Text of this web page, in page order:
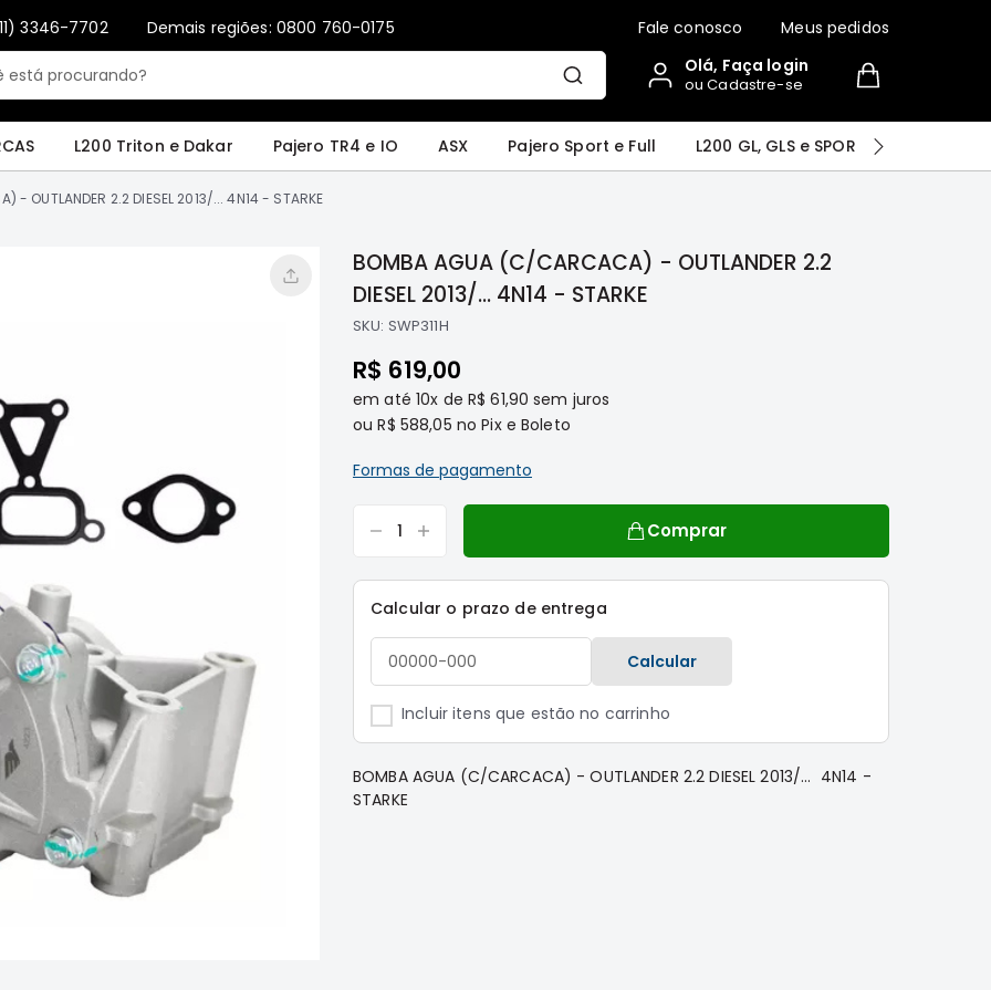
3346-7702 Demais regiões: 0800 760-0175 Fale conosco Meus pedidos
Olá, Faça login
ou Cadastre-se
L200 Triton e Dakar Pajero TR4 e IO ASX Pajero Sport e Full L200 GL, GLS e SPORT
- OUTLANDER 2.2 DIESEL 2013/... 4N14 - STARKE
BOMBA AGUA (C/CARCACA) - OUTLANDER 2.2
DIESEL 2013/... 4N14 - STARKE
SKU: SWP311H
R$ 619,00
em até 10x de R$ 61,90 sem juros
ouR$ 588,05 no Pix e Boleto
Formas de pagamento
Comprar
Calcular o prazo de entrega
Calcular
Incluir itens que estão no carrinho
BOMBA AGUA (C/CARCACA) - OUTLANDER 2.2 DIESEL 2013/... 4N14 -
STARKE
Only registered users can write reviews. PleaseSign inor